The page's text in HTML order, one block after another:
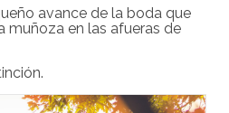
avance de la boda que
muñoza en las afueras de